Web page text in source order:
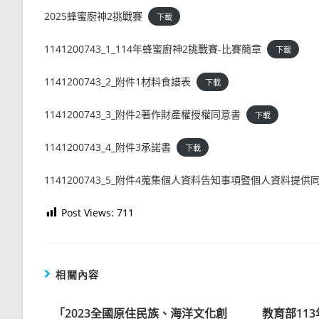
2025蜂蜜廚神2挑戰賽 下載
1141200743_1_114年蜂蜜廚神2挑戰賽-比賽簡章 下載
1141200743_2_附件1材料食譜表 下載
1141200743_3_附件2著作財產權授權同意書 下載
1141200743_4_附件3承諾書 下載
1141200743_5_附件4蒐集個人資料告知事項暨個人資料提供
Post Views: 711
相關內容
「2023全國原住民族、海洋文化創 教育部